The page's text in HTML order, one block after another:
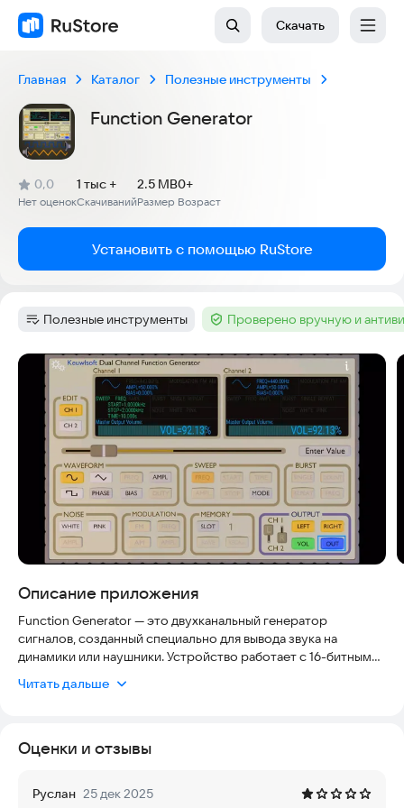
Скачать
Главная Каталог Полезные инструменты
Function Generator
Рейтинг:
0,0
(
Нет оценок
)
Скачиваний
1 тыс +
Размер
2.5 MB
Возраст
0+
Установить с помощью RuStore
Категория:
Полезные инструменты Тег :Проверено вручную и
Скриншоты
Описание приложения
Function Generator — это двухканальный генератор
сигналов, созданный специально для вывода звука на
динамики или наушники. Устройство работает с 16-битным
поддерживает стандартную частоту дискретизации 44,1 кГц.
образовательных задач. Оно полностью безопасно для
точность калибровки, рекомендуется использовать
Читать дальше
Оценки и отзывы
Руслан 25 дек 2025